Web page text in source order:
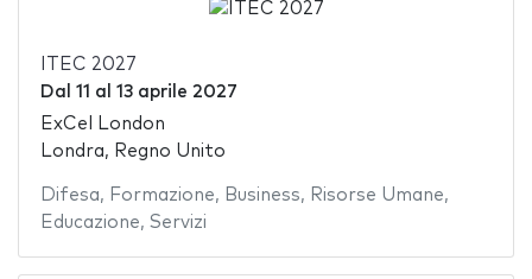
ITEC 2027
Dal 11 al 13 aprile 2027
ExCel London
Londra, Regno Unito
Difesa, Formazione, Business, Risorse Umane,
Educazione, Servizi